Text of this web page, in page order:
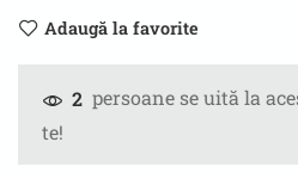
Adaugă la favorite
2 persoane se uită la
te!